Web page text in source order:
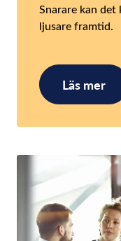
Snarare kan
ljusare framtid.
Läs mer